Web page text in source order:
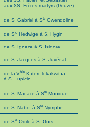
aux SS. Frères martyrs (Douze)
de S. Gabriel à Ste Gwendoline
de Ste Hedwige à S. Hygin
de S. Ignace à S. Isidore
de S. Jacques à S. Juvénal
de la Vble Kateri Tekakwitha
à S. Lupicin
de S. Macaire à Ste Monique
de S. Nabor à Ste Nymphe
de Ste Odile à S. Ours